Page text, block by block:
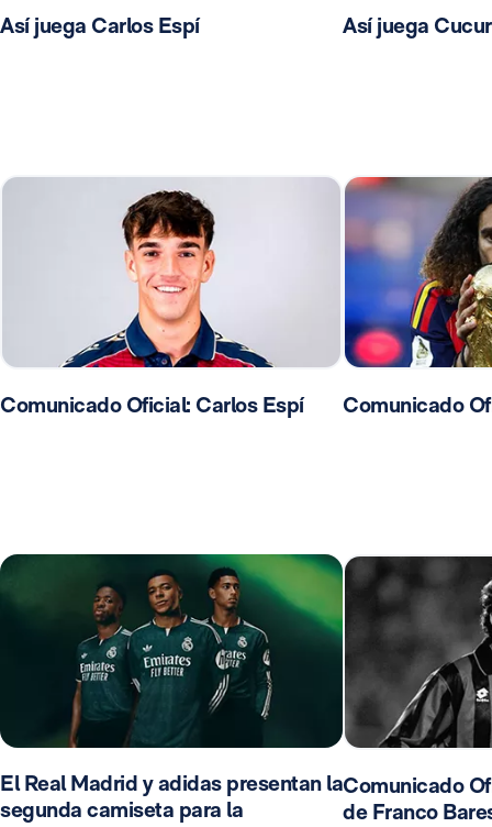
Así juega Carlos Espí Así juega
Comunicado Oficial: Carlos Espí Comunicado
El Real Madrid y adidas presentan la
segunda camiseta para la
Comunicado
de Franco